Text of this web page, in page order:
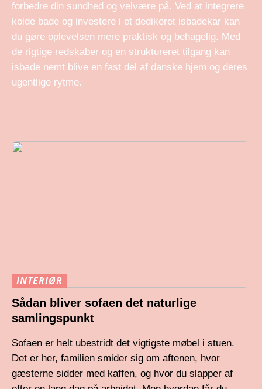
forbedre din sundhed og velvære på. Ved at integrere
kolde bade og investere i et dedikeret isbadekar kan
du gøre oplevelsen mere praktisk og behagelig. Med
de rigtige redskaber og en struktureret tilgang kan
isbade nemt blive en fast del af danske hjem og deres
ugentlige rytme.
INTERIØR
Sådan bliver sofaen det naturlige
samlingspunkt
Sofaen er helt ubestridt det vigtigste møbel i stuen.
Det er her, familien smider sig om aftenen, hvor
gæsterne sidder med kaffen, og hvor du slapper af